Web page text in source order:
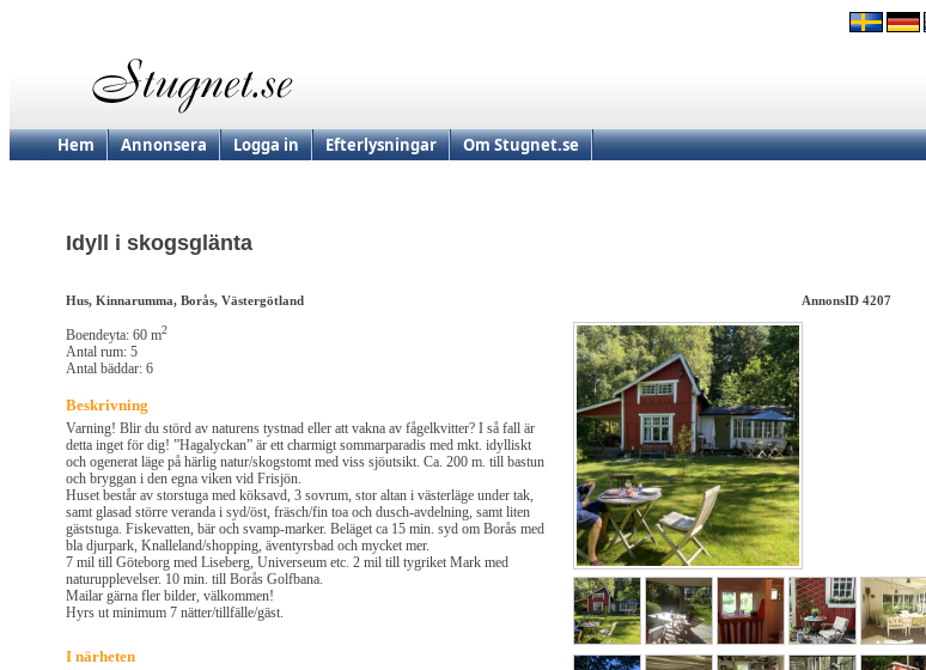
Hem Annonsera Logga in Efterlysningar Om Stugnet.se
Idyll i skogsglänta
Hus, Kinnarumma, Borås, Västergötland AnnonsID 4207
Boendeyta: 60 m2
Antal rum: 5
Antal bäddar: 6
Beskrivning
Varning! Blir du störd av naturens tystnad eller att vakna av fågelkvitter? I så fall är
detta inget för dig! ”Hagalyckan” är ett charmigt sommarparadis med mkt. idylliskt
och ogenerat läge på härlig natur/skogstomt med viss sjöutsikt. Ca. 200 m. till bastun
och bryggan i den egna viken vid Frisjön.
Huset består av storstuga med köksavd, 3 sovrum, stor altan i västerläge under tak,
samt glasad större veranda i syd/öst, fräsch/fin toa och dusch-avdelning, samt liten
gäststuga. Fiskevatten, bär och svamp-marker. Beläget ca 15 min. syd om Borås med
bla djurpark, Knalleland/shopping, äventyrsbad och mycket mer.
7 mil till Göteborg med Liseberg, Universeum etc. 2 mil till tygriket Mark med
naturupplevelser. 10 min. till Borås Golfbana.
Mailar gärna fler bilder, välkommen!
Hyrs ut minimum 7 nätter/tillfälle/gäst.
I närheten